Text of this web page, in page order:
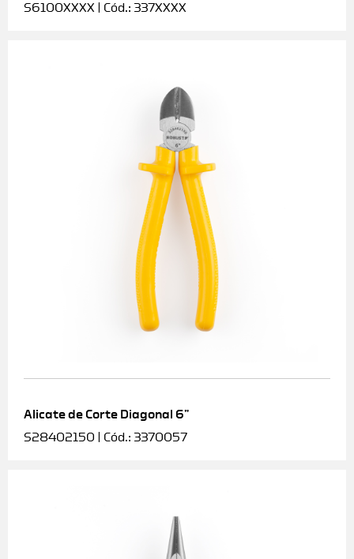
S6100XXXX | Cód.: 337XXXX
Alicate de Corte Diagonal 6”
S28402150 | Cód.: 3370057